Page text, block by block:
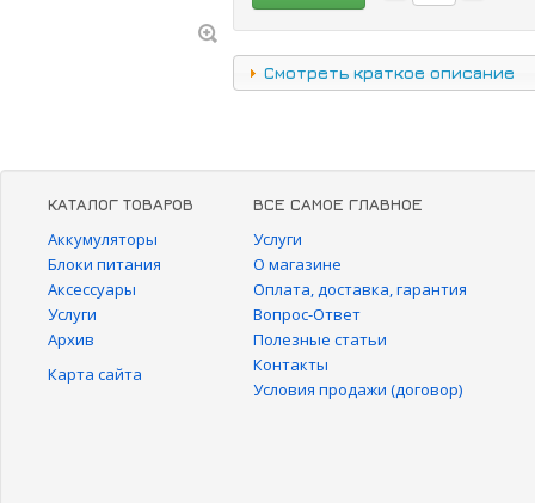
Смотреть краткое описание
КАТАЛОГ ТОВАРОВ
Аккумуляторы
Блоки питания
Аксессуары
Услуги
Архив
Карта сайта
ВСЕ САМОЕ ГЛАВНОЕ
Услуги
О магазине
Оплата, доставка, гарантия
Вопрос-Ответ
Полезные статьи
Контакты
Условия продажи (договор)